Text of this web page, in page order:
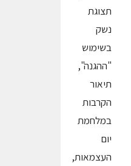
תצוגת
נשק
בשימוש
"ההגנה",
תיאור
הקרבות
במלחמת
יום
העצמאות,